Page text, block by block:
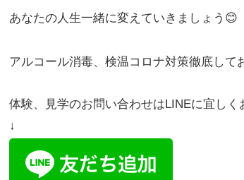
あなたの人生一緒に変えていきましょう 😊
アルコール消毒、検温コロナ対策徹底して
体験、見学のお問い合わせはLINEに宜しく
↓